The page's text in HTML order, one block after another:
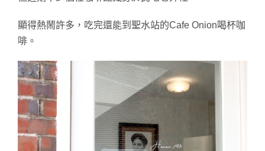
顯得熱鬧許多，吃完還能到聖水站的Cafe Onion喝杯咖
啡。